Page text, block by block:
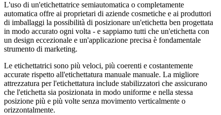
L'uso di un'etichettatrice semiautomatica o completamente
automatica offre ai proprietari di aziende cosmetiche e ai produttori
di imballaggi la possibilità di posizionare un'etichetta ben progettata
in modo accurato ogni volta - e sappiamo tutti che un'etichetta con
un design eccezionale e un'applicazione precisa è fondamentale
strumento di marketing.
Le etichettatrici sono più veloci, più coerenti e costantemente
accurate rispetto all'etichettatura manuale manuale. La migliore
attrezzatura per l'etichettatura include stabilizzatori che assicurano
che l'etichetta sia posizionata in modo uniforme e nella stessa
posizione più e più volte senza movimento verticalmente o
orizzontalmente.